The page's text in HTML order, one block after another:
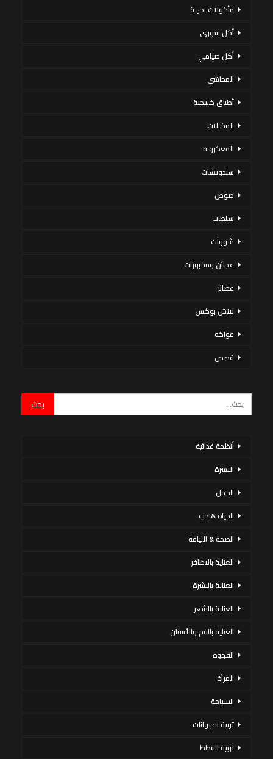
مأكولات بحرية
أكل سورى
أكل صيامي
المحاشي
أطباق خليجية
المخللات
المعكرونة
سندوتشات
صوص
سلطات
شوربات
عجائن ومخبوزات
عصائر
لانش بوكس
فواكه
قصص
أنظمة غذائية
الاسرة
الحمل
الحياة & حب
الصحة & اللياقة
العناية بالاظافر
العناية بالبشرة
العناية بالشعر
العناية بالفم والأسنان
القهوة
المرأة
السياحة
تربية الحيوانات
تربية القطط